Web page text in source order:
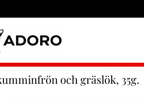
och gräslök, 35g.